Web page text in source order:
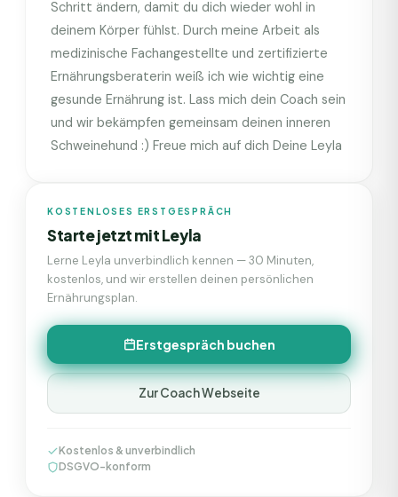
Schritt ändern, damit du dich wieder wohl in
deinem Körper fühlst. Durch meine Arbeit als
medizinische Fachangestellte und zertifizierte
Ernährungsberaterin weiß ich wie wichtig eine
gesunde Ernährung ist. Lass mich dein Coach sein
und wir bekämpfen gemeinsam deinen inneren
Schweinehund :) Freue mich auf dich Deine Leyla
KOSTENLOSES ERSTGESPRÄCH
Starte jetzt mitLeyla
Lerne Leyla unverbindlich kennen — 30 Minuten,
kostenlos, und wir erstellen deinen persönlichen
Ernährungsplan.
Erstgespräch buchen
Zur Coach Webseite
Kostenlos & unverbindlich
DSGVO-konform